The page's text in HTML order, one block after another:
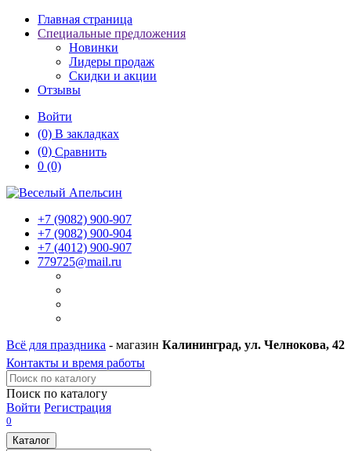
Главная страница
Специальные предложения
Новинки
Лидеры продаж
Скидки и акции
Отзывы
Войти
(0) В закладках
(0) Сравнить
0 (0)
+7 (9082) 900-907
+7 (9082) 900-904
+7 (4012) 900-907
779725@mail.ru
Всё для праздника - магазин Калининград, ул. Челнокова, 42
Контакты и время работы
Поиск по каталогу
Войти Регистрация
0
Каталог